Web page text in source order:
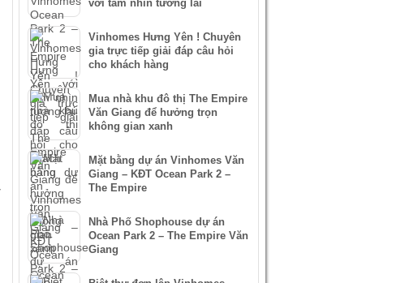
với tầm nhìn tương lai
Vinhomes Hưng Yên ! Chuyên
gia trực tiếp giải đáp câu hỏi
cho khách hàng
Mua nhà khu đô thị The Empire
Văn Giang để hưởng trọn
không gian xanh
Mặt bằng dự án Vinhomes Văn
Giang – KĐT Ocean Park 2 –
The Empire
Nhà Phố Shophouse dự án
Ocean Park 2 – The Empire Văn
Giang